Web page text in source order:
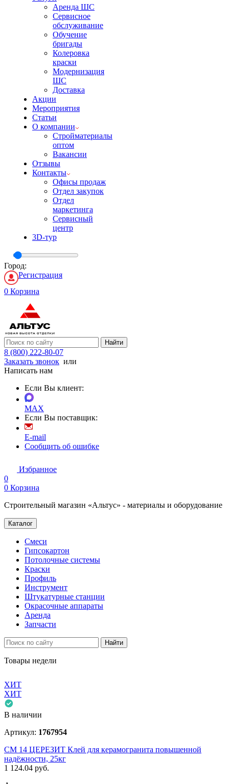
Аренда ШС
Сервисное
обслуживание
Обучение
бригады
Колеровка
краски
Модернизация
ШС
Доставка
Акции
Мероприятия
Статьи
О компании
Стройматериалы
оптом
Вакансии
Отзывы
Контакты
Офисы продаж
Отдел закупок
Отдел
маркетинга
Сервисный
центр
3D-тур
Город:
Регистрация
0 Корзина
Найти
8 (800) 222-80-07
Заказать звонок или
Написать нам
Если Вы клиент:
MAX
Если Вы поставщик:
E-mail
Сообщить об ошибке
Избранное
0
0 Корзина
Строительный магазин «Альтус» - материалы и оборудование
Каталог
Смеси
Гипсокартон
Потолочные системы
Краски
Профиль
Инструмент
Штукатурные станции
Окрасочные аппараты
Аренда
Запчасти
Найти
Товары недели
ХИТ
ХИТ
В наличии
Артикул: 1767954
СМ 14 ЦЕРЕЗИТ Клей для керамогранита повышенной
надёжности, 25кг
1 124.04 руб.